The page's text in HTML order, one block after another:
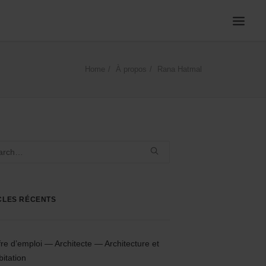
Home À propos Rana Hatmal
RÉCENTS
d’emploi — Architecte — Architecture et